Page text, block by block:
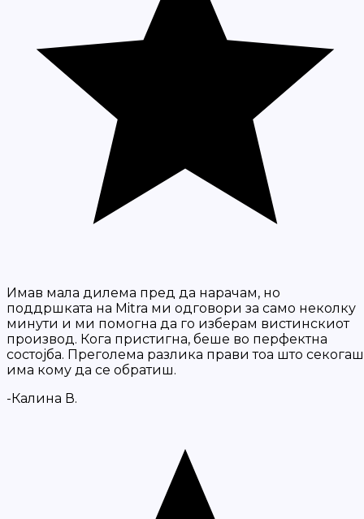
Имав мала дилема пред да нарачам, но
поддршката на Mitra ми одговори за само неколку
минути и ми помогна да го изберам вистинскиот
производ. Кога пристигна, беше во перфектна
состојба. Преголема разлика прави тоа што секогаш
има кому да се обратиш.
-Калина В.